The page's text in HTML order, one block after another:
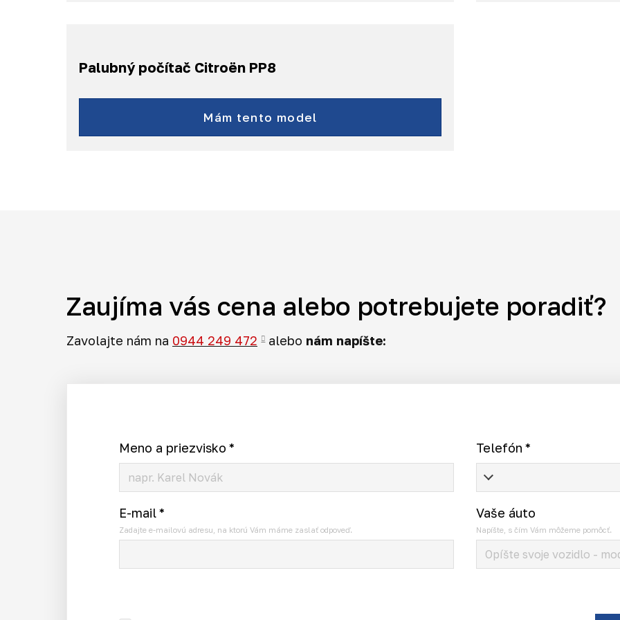
Palubný počítač Citroën PP8
Nemo
a ďalšie...
Mám tento model
Zaujíma vás cena alebo potrebujete poradiť?
Zavolajte nám na 0944 249 472 alebo nám napíšte:
Meno a priezvisko * Telefón *
E-mail*
Zadajte e-mailovú adresu, na ktorú Vám máme zaslať odpoveď.
Vaše áuto
Napíšte, s čím Vám môžeme pomôcť.